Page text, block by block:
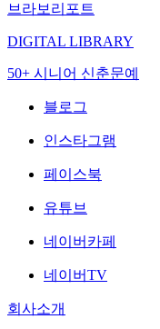
브라보리포트
DIGITAL LIBRARY
50+ 시니어 신춘문예
블로그
인스타그램
페이스북
유튜브
네이버카페
네이버TV
회사소개